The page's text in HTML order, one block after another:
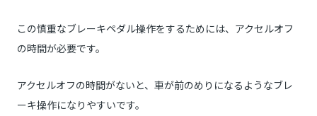
この慎重なブレーキペダル操作をするためには、アクセルオフ
の時間が必要です。
アクセルオフの時間がないと、車が前のめりになるようなブレ
ーキ操作になりやすいです。